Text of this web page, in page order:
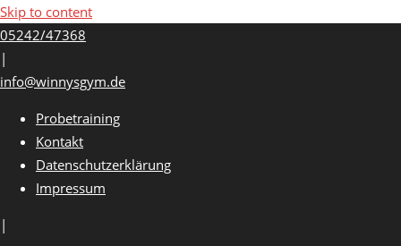
Skip to content
05242/47368
|
info@winnysgym.de
Probetraining
Kontakt
Datenschutzerklärung
Impressum
|